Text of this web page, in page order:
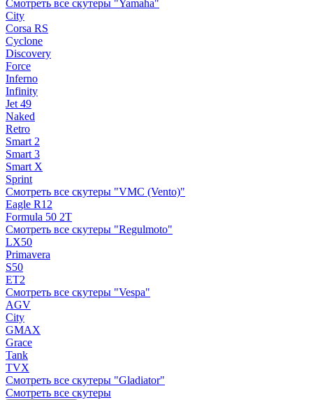
Смотреть все скутеры "Yamaha"
City
Corsa RS
Cyclone
Discovery
Force
Inferno
Infinity
Jet 49
Naked
Retro
Smart 2
Smart 3
Smart X
Sprint
Смотреть все скутеры "VMC (Vento)"
Eagle R12
Formula 50 2Т
Смотреть все скутеры "Regulmoto"
LX50
Primavera
S50
ET2
Смотреть все скутеры "Vespa"
AGV
City
GMAX
Grace
Tank
TVX
Смотреть все скутеры "Gladiator"
Смотреть все скутеры